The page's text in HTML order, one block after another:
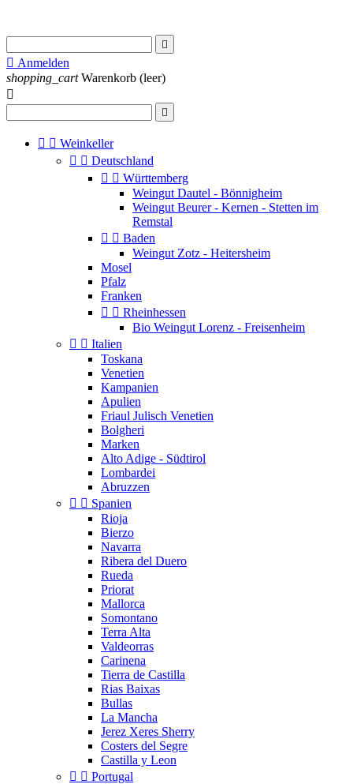

 Anmelden
shopping_cart Warenkorb (leer)


  Weinkeller
  Deutschland
  Württemberg
Weingut Dautel - Bönnigheim
Weingut Beurer - Kernen - Stetten im
Remstal
  Baden
Weingut Zotz - Heitersheim
Mosel
Pfalz
Franken
  Rheinhessen
Bio Weingut Lorenz - Freisenheim
  Italien
Toskana
Venetien
Kampanien
Apulien
Friaul Julisch Venetien
Bolgheri
Marken
Alto Adige - Südtirol
Lombardei
Abruzzen
  Spanien
Rioja
Bierzo
Navarra
Ribera del Duero
Rueda
Priorat
Mallorca
Somontano
Terra Alta
Valdeorras
Carinena
Tierra de Castilla
Rias Baixas
Bullas
La Mancha
Jerez Xeres Sherry
Costers del Segre
Castilla y Leon
  Portugal